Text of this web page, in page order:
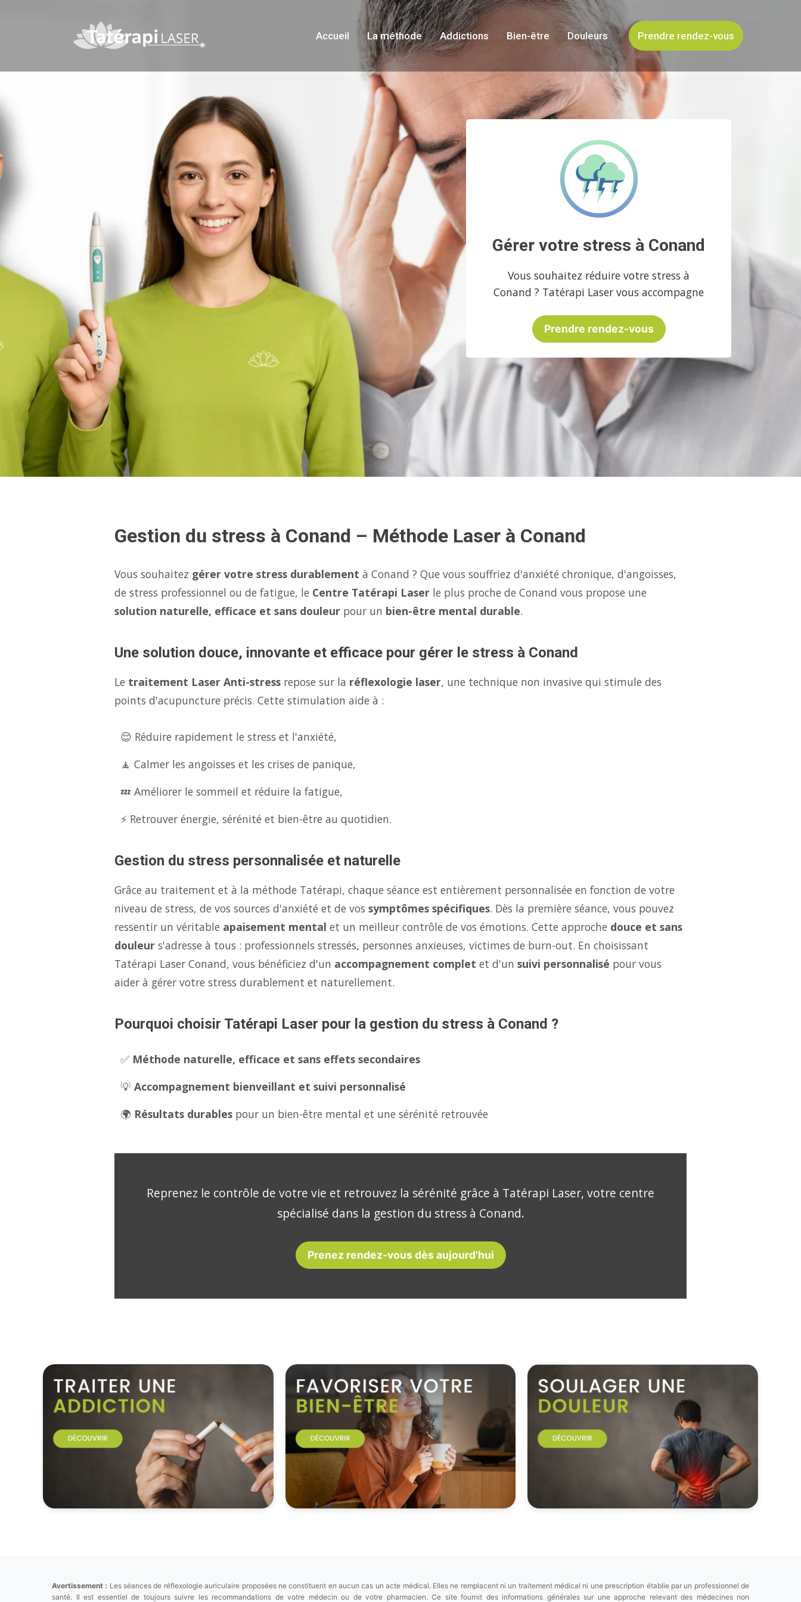
Accueil La méthode Addictions Bien-être Douleurs Prendre rendez-vous
Gérer votre stress à Conand
Vous souhaitez réduire votre stress à
Conand ? Tatérapi Laser vous accompagne
Prendre rendez-vous
Gestion du stress à Conand – Méthode Laser à Conand
Vous souhaitez gérer votre stress durablement à Conand ? Que vous souffriez d'anxiété chronique, d'angoisses,
de stress professionnel ou de fatigue, le Centre Tatérapi Laser le plus proche de Conand vous propose une
solution naturelle, efficace et sans douleur pour un bien-être mental durable.
Une solution douce, innovante et efficace pour gérer le stress à Conand
Le traitement Laser Anti-stress repose sur la réflexologie laser, une technique non invasive qui stimule des
points d'acupuncture précis. Cette stimulation aide à :
😌 Réduire rapidement le stress et l'anxiété,
🧘 Calmer les angoisses et les crises de panique,
💤 Améliorer le sommeil et réduire la fatigue,
⚡ Retrouver énergie, sérénité et bien-être au quotidien.
Gestion du stress personnalisée et naturelle
Grâce au traitement et à la méthode Tatérapi, chaque séance est entièrement personnalisée en fonction de votre
niveau de stress, de vos sources d'anxiété et de vos symptômes spécifiques. Dès la première séance, vous pouvez
ressentir un véritable apaisement mental et un meilleur contrôle de vos émotions. Cette approche douce et sans
douleur s'adresse à tous : professionnels stressés, personnes anxieuses, victimes de burn-out. En choisissant
Tatérapi Laser Conand, vous bénéficiez d'un accompagnement complet et d'un suivi personnalisé pour vous
aider à gérer votre stress durablement et naturellement.
Pourquoi choisir Tatérapi Laser pour la gestion du stress à Conand ?
✅ Méthode naturelle, efficace et sans effets secondaires
💡 Accompagnement bienveillant et suivi personnalisé
🌍 Résultats durables pour un bien-être mental et une sérénité retrouvée
Reprenez le contrôle de votre vie et retrouvez la sérénité grâce à Tatérapi Laser, votre centre
spécialisé dans la gestion du stress à Conand.
Prenez rendez-vous dès aujourd'hui
Avertissement : Les séances de réflexologie auriculaire proposées ne constituent en aucun cas un acte médical. Elles ne remplacent ni un traitement médical ni une prescription établie par un professionnel de
santé. Il est essentiel de toujours suivre les recommandations de votre médecin ou de votre pharmacien. Ce site fournit des informations générales sur une approche relevant des médecines non